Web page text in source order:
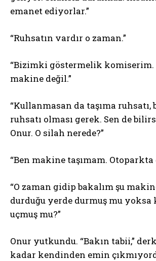
emanet ediyorlar.”
“Ruhsatın vardır o zaman.”
“Bizimki göstermelik komiserim.
makine değil.”
“Kullanmasan da taşıma ruhsatı,
ruhsatı olması gerek. Sen de
Onur. O silah nerede?”
“Ben makine taşımam. Otoparkta
“O zaman gidip bakalım şu
durduğu yerde durmuş mu yoksa
uçmuş mu?”
Onur yutkundu. “Bakın tabii,”
kadar kendinden emin